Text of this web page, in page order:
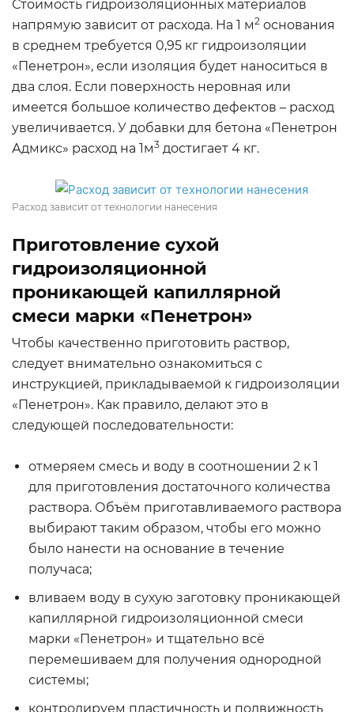
Стоимость гидроизоляционных материалов
напрямую зависит от расхода. На 1 м2 основания
в среднем требуется 0,95 кг гидроизоляции
«Пенетрон», если изоляция будет наноситься в
два слоя. Если поверхность неровная или
имеется большое количество дефектов – расход
увеличивается. У добавки для бетона «Пенетрон
Адмикс» расход на 1м3 достигает 4 кг.
Расход зависит от технологии нанесения
Приготовление сухой
гидроизоляционной
проникающей капиллярной
смеси марки «Пенетрон»
Чтобы качественно приготовить раствор,
следует внимательно ознакомиться с
инструкцией, прикладываемой к гидроизоляции
«Пенетрон». Как правило, делают это в
следующей последовательности:
отмеряем смесь и воду в соотношении 2 к 1
для приготовления достаточного количества
раствора. Объём приготавливаемого раствора
выбирают таким образом, чтобы его можно
было нанести на основание в течение
получаса;
вливаем воду в сухую заготовку проникающей
капиллярной гидроизоляционной смеси
марки «Пенетрон» и тщательно всё
перемешиваем для получения однородной
системы;
контролируем пластичность и подвижность